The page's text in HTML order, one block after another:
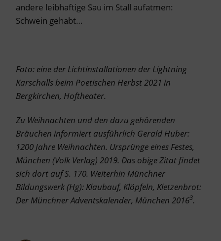
andere leibhaftige Sau im Stall aufatmen:
Schwein gehabt…
Foto: eine der Lichtinstallationen der Lightning
Karschalls beim Poetischen Herbst 2021 in
Bergkirchen, Hoftheater.
Zu Weihnachten und den dazu gehörenden
Bräuchen informiert ausführlich Gerald Huber:
1200 Jahre Weihnachten. Ursprünge eines Festes,
München (Volk Verlag) 2019. Das obige Zitat findet
sich dort auf S. 170. Weiterhin Münchner
Bildungswerk (Hg): Klaubauf, Klöpfeln, Kletzenbrot:
Der Münchner Adventskalender, München 20163.